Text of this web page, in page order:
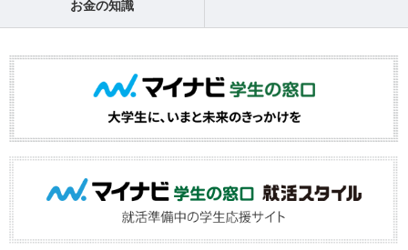
お金の知識